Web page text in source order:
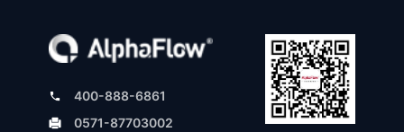
400-888-6861
0571-87703002